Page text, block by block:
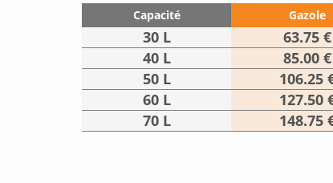
Capacité Gazole
30 L 63.75 €
40 L
85.00 €
50 L
106.25
60 L
127.50
70 L
148.75